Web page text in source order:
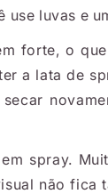
use luvas e
forte, o
a lata de
spray.
não fica